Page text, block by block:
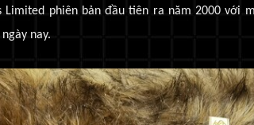
Limited phiên bản đầu tiên ra năm 2000 với
nay.